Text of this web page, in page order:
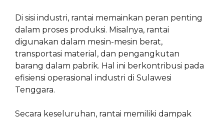
Di sisi industri, rantai memainkan peran penting
dalam proses produksi. Misalnya, rantai
digunakan dalam mesin-mesin berat,
transportasi material, dan pengangkutan
barang dalam pabrik. Hal ini berkontribusi pada
efisiensi operasional industri di Sulawesi
Tenggara.
Secara keseluruhan, rantai memiliki dampak